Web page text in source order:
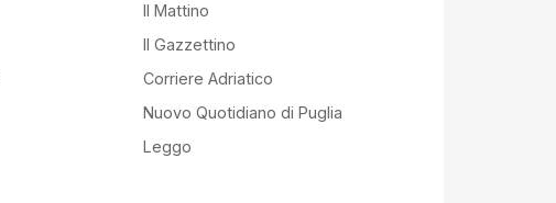
Il Mattino
Il Gazzettino
Corriere Adriatico
Nuovo Quotidiano di Puglia
Leggo